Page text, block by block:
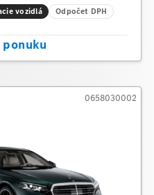
vozidlá Odpočet DPH
0658030002